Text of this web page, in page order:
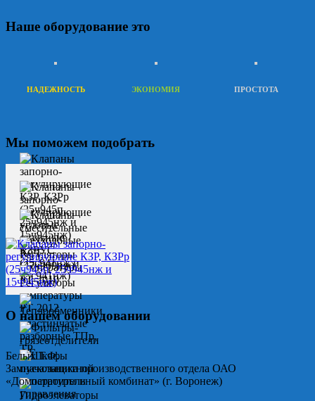
Наше оборудование это
НАДЕЖНОСТЬ ЭКОНОМИЯ ПРОСТОТА
Мы поможем подобрать
О нашем оборудовании
Белых Т.Ф.
Замначальника производственного отдела ОАО
«Домостроительный комбинат» (г. Воронеж)